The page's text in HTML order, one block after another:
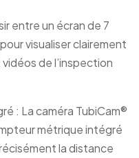
entre un écran de 7
visualiser clairement
de l’inspection
: La caméra TubiCam®
métrique intégré
la distance